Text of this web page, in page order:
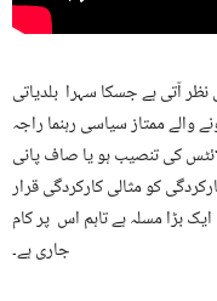
آتی ہے جسکا سہرا بلدیاتی
والے ممتاز سیاسی رہنما راجہ
کی تنصیب ہو یا صاف پانی
کو مثالی کارکردگی قرار
بڑا مسلہ ہے تاہم اس پر کام
جاری ہے۔